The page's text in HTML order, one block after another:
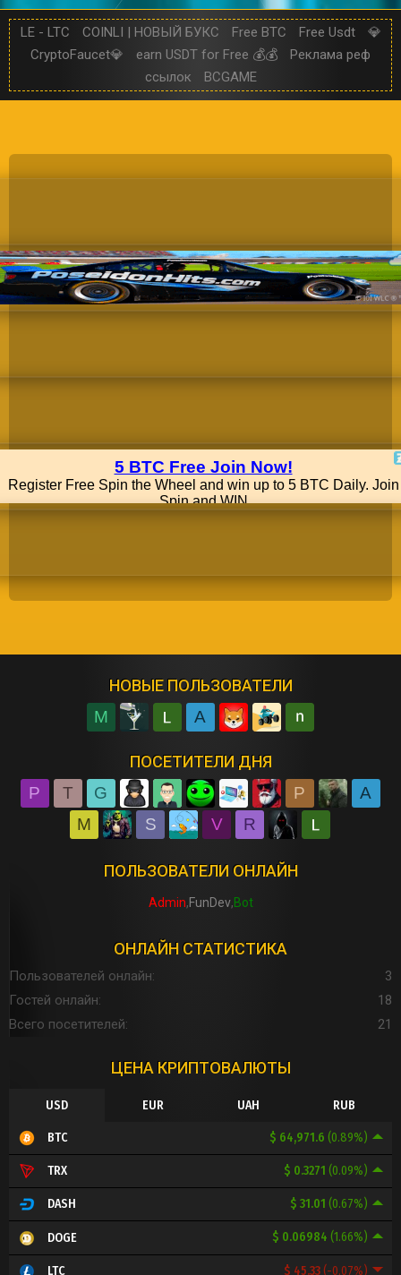
LE - LTC COINLI | НОВЫЙ БУКС Free BTC Free Usdt
💎
CryptoFaucet💎
earn USDT for Free 💰💰
Реклама реф
ссылок
BCGAME
НОВЫЕ ПОЛЬЗОВАТЕЛИ
M A
ПОСЕТИТЕЛИ ДНЯ
P T G P
A
M
S V R
ПОЛЬЗОВАТЕЛИ ОНЛАЙН
Admin FunDev Bot
ОНЛАЙН СТАТИСТИКА
Пользователей онлайн
3
Гостей онлайн
18
Всего посетителей
21
ЦЕНА КРИПТОВАЛЮТЫ
USD EUR UAH RUB
$ 64,971.6 (0.89%)
BTC
$ 0.3271 (0.09%)
TRX
$ 31.01 (0.67%)
DASH
$ 0.06984 (1.66%)
DOGE
$ 45.33(-0.07%)
LTC